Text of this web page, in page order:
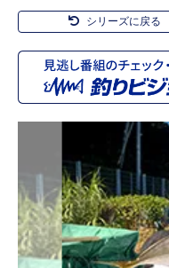
シリーズに戻る